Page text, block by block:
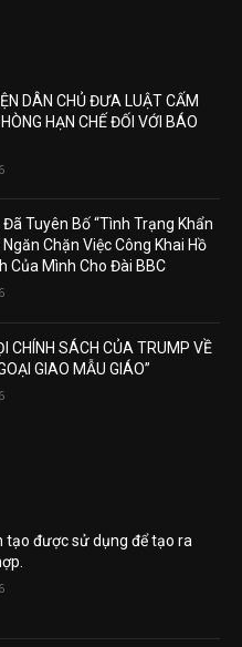
DÂN CHỦ ĐƯA LUẬT CẤM
HẠN CHẾ ĐỐI VỚI BÁO
Tuyên Bố “Tình Trạng Khẩn
Chặn Việc Công Khai Hồ
Của Mình Cho Đài BBC
CHÍNH SÁCH CỦA TRUMP VỀ
GIAO MẪU GIÁO”
tạo được sử dụng để tạo ra